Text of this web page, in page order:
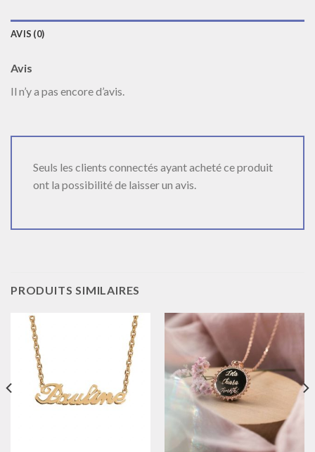
AVIS (0)
Avis
Il n’y a pas encore d’avis.
Seuls les clients connectés ayant acheté ce produit
ont la possibilité de laisser un avis.
PRODUITS SIMILAIRES